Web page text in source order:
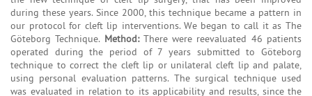
during these years. Since 2000, this technique became a pattern in
our protocol for cleft lip interventions. We began to call it as The
Göteborg Technique. Method:There were reevaluated 46 patients
operated during the period of 7 years submitted to Göteborg
technique to correct the cleft lip or unilateral cleft lip and palate,
using personal evaluation patterns. The surgical technique used
was evaluated in relation to its applicability and results, since the